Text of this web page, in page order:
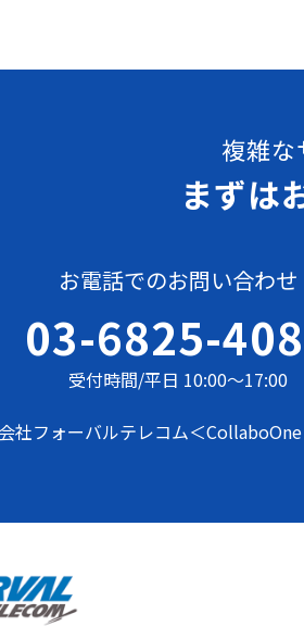
複雑な
まずは
お電話でのお問い合わせ
03-6825-
受付時間/平日 10:00～17:00
社フォーバルテレコム＜